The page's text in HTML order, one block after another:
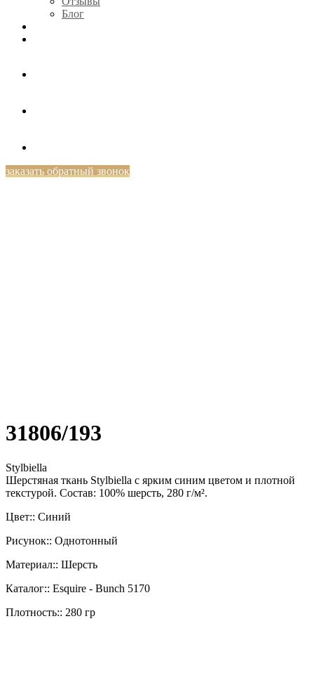
Блог
заказать обратный звонок
31806/193
Stylbiella
Шерстяная ткань Stylbiella с ярким синим цветом и плотной
текстурой. Состав: 100% шерсть, 280 г/м².
Цвет:: Синий
Рисунок:: Однотонный
Материал:: Шерсть
Каталог:: Esquire - Bunch 5170
Плотность:: 280 гр